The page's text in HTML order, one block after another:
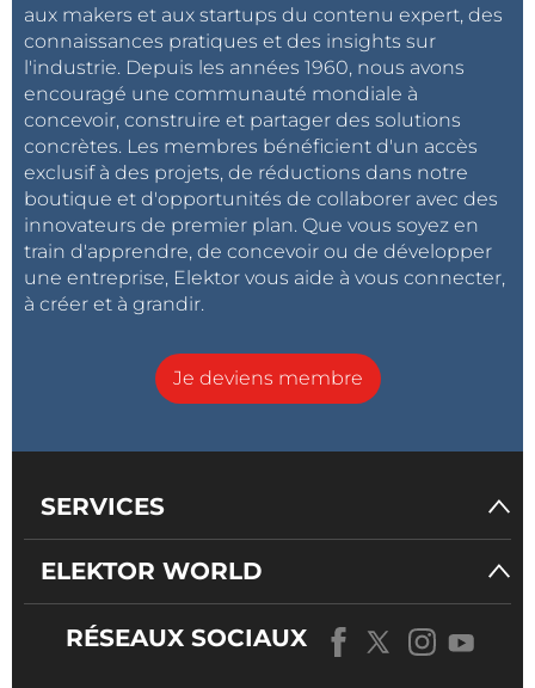
aux makers et aux startups du contenu expert, des
connaissances pratiques et des insights sur
l'industrie. Depuis les années 1960, nous avons
encouragé une communauté mondiale à
concevoir, construire et partager des solutions
concrètes. Les membres bénéficient d'un accès
exclusif à des projets, de réductions dans notre
boutique et d'opportunités de collaborer avec des
innovateurs de premier plan. Que vous soyez en
train d'apprendre, de concevoir ou de développer
une entreprise, Elektor vous aide à vous connecter,
à créer et à grandir.
Je deviens membre
SERVICES
ELEKTOR WORLD
RÉSEAUX SOCIAUX